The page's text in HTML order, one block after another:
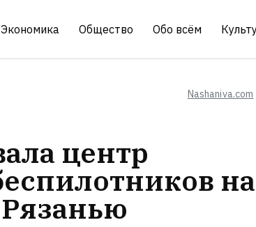
Экономика Общество Обо всём
Nashaniva.com
центр
на